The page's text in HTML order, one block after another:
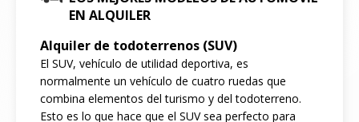
EN ALQUILER
Alquiler de todoterrenos (SUV)
El SUV, vehículo de utilidad deportiva, es
normalmente un vehículo de cuatro ruedas que
combina elementos del turismo y del todoterreno.
Esto es lo que hace que el SUV sea perfecto para